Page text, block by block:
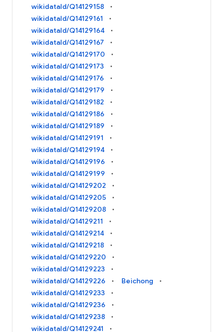
wikidataId/Q14129158
wikidataId/Q14129161
wikidataId/Q14129164
wikidataId/Q14129167
wikidataId/Q14129170
wikidataId/Q14129173
wikidataId/Q14129176
wikidataId/Q14129179
wikidataId/Q14129182
wikidataId/Q14129186
wikidataId/Q14129189
wikidataId/Q14129191
wikidataId/Q14129194
wikidataId/Q14129196
wikidataId/Q14129199
wikidataId/Q14129202
wikidataId/Q14129205
wikidataId/Q14129208
wikidataId/Q14129211
wikidataId/Q14129214
wikidataId/Q14129218
wikidataId/Q14129220
wikidataId/Q14129223
wikidataId/Q14129226
Beichong
wikidataId/Q14129233
wikidataId/Q14129236
wikidataId/Q14129238
wikidataId/Q14129241